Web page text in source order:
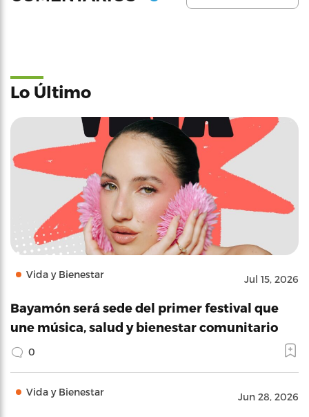
Lo Último
Vida y Bienestar Jul 15, 2026
Bayamón será sede del primer festival que
une música, salud y bienestar comunitario
0
Vida y Bienestar Jun 28, 2026